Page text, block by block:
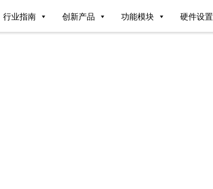
行业指南 创新产品 功能模块 硬件设置